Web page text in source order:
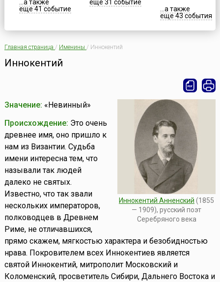
...а также
еще 41 событие
еще 31 событие
...а также
еще 43 события
Главная страница / Именины / Иннокентий
Иннокентий
Иннокентий Анненский (1855
— 1909), русский поэт
Серебряного века
Значение: «Невинный»
Происхождение: Это очень
древнее имя, оно пришло к
нам из Византии. Судьба
имени интересна тем, что
называли так людей
далеко не святых.
Известно, что так звали
нескольких императоров,
полководцев в Древнем
Риме, не отличавшихся,
прямо скажем, мягкостью характера и безобидностью
нрава. Покровителем всех Иннокентиев является
святой Иннокентий, митрополит Московский и
Коломенский, просветитель Сибири, Дальнего Востока и